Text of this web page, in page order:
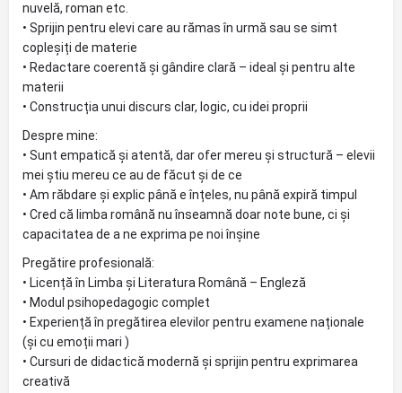
nuvelă, roman etc.
• Sprijin pentru elevi care au rămas în urmă sau se simt
copleșiți de materie
• Redactare coerentă și gândire clară – ideal și pentru alte
materii
• Construcția unui discurs clar, logic, cu idei proprii
Despre mine:
• Sunt empatică și atentă, dar ofer mereu și structură – elevii
mei știu mereu ce au de făcut și de ce
• Am răbdare și explic până e înțeles, nu până expiră timpul
• Cred că limba română nu înseamnă doar note bune, ci și
capacitatea de a ne exprima pe noi înșine
Pregătire profesională:
• Licență în Limba și Literatura Română – Engleză
• Modul psihopedagogic complet
• Experiență în pregătirea elevilor pentru examene naționale
(și cu emoții mari )
• Cursuri de didactică modernă și sprijin pentru exprimarea
creativă